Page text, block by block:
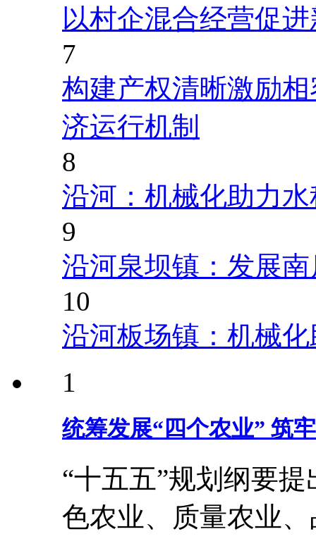
以村企混合经营促
7
构建产权清晰激励
济运行机制
8
沿河：机械化助力
9
沿河泉坝镇：发展
10
沿河板场镇：机械
1
统筹发展“四个农业” 筑
“十五五”规划纲要
色农业、质量农业